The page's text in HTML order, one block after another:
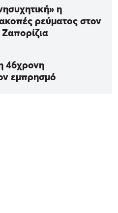
η
ρεύματος στον
46χρονη
εμπρησμό